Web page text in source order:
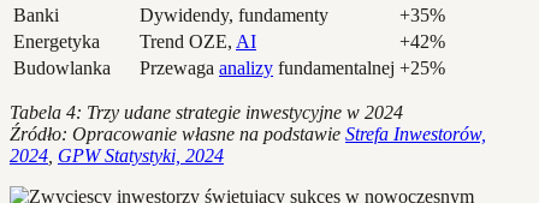
Banki
Dywidendy, fundamenty
+35%
Energetyka
Trend OZE, AI
+42%
Budowlanka
Przewaga analizy fundamentalnej +25%
Tabela 4: Trzy udane strategie inwestycyjne w 2024
Źródło: Opracowanie własne na podstawie Strefa Inwestorów,
2024 GPW Statystyki, 2024